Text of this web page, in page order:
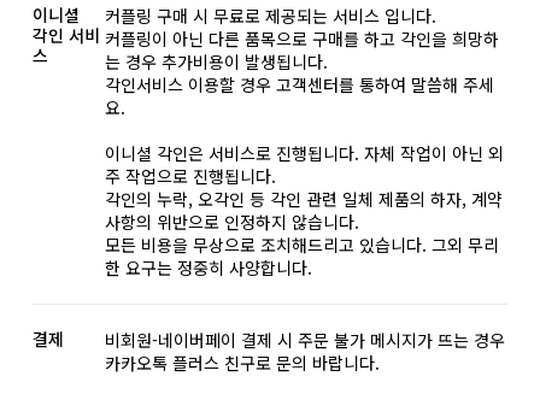
이니셜
각인 서비
스
커플링 구매 시 무료로 제공되는 서비스 입니다.
커플링이 아닌 다른 품목으로 구매를 하고 각인을 희망하
는 경우 추가비용이 발생됩니다.
각인서비스 이용할 경우 고객센터를 통하여 말씀해 주세
요.
이니셜 각인은 서비스로 진행됩니다. 자체 작업이 아닌 외
주 작업으로 진행됩니다.
각인의 누락, 오각인 등 각인 관련 일체 제품의 하자, 계약
사항의 위반으로 인정하지 않습니다.
모든 비용을 무상으로 조치해드리고 있습니다. 그외 무리
한 요구는 정중히 사양합니다.
결제
비회원-네이버페이 결제 시 주문 불가 메시지가 뜨는 경우
카카오톡 플러스 친구로 문의 바랍니다.